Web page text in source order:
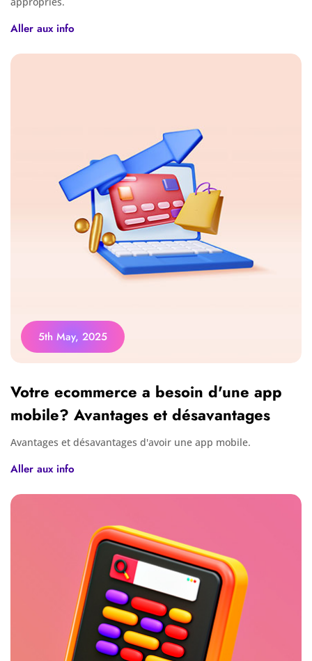
Aller aux info
5th May, 2025
Votre ecommerce a besoin d'une app
mobile? Avantages et désavantages
Avantages et désavantages d'avoir une app mobile.
Aller aux info